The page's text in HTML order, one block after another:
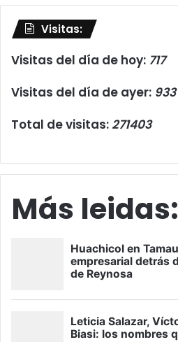
Visitas:
Visitas del día de hoy: 717
Visitas del día de ayer: 933
Total de visitas: 271403
Más leidas: